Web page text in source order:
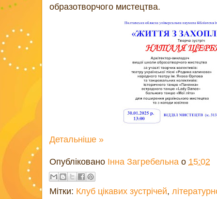
образотворчого мистецтва.
Детальніше »
Опубліковано Інна Загребельна о 15:02
Мітки: Клуб цікавих зустрічей,